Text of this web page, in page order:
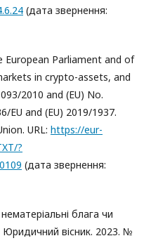
(дата звернення:
European Parliament and of
in crypto-assets, and
2010 and (EU) No.
EU and (EU) 2019/1937.
URL: https://eur-
?
(дата звернення:
блага чи
Юридичний вісник. 2023. №